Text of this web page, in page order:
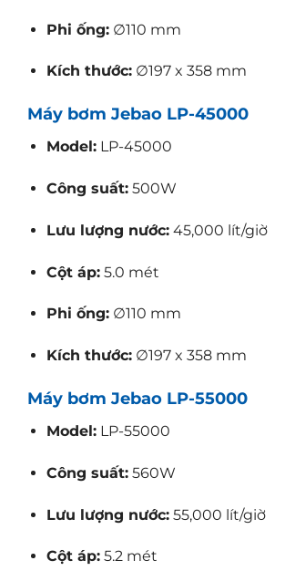
Phi ống:∅110 mm
Kích thước:∅197 x 358 mm
Máy bơm Jebao LP-45000
Model:LP-45000
Công suất:500W
Lưu lượng nước:45,000 lít/giờ
Cột áp:5.0 mét
Phi ống:∅110 mm
Kích thước:∅197 x 358 mm
Máy bơm Jebao LP-55000
Model:LP-55000
Công suất:560W
Lưu lượng nước:55,000 lít/giờ
Cột áp:5.2 mét